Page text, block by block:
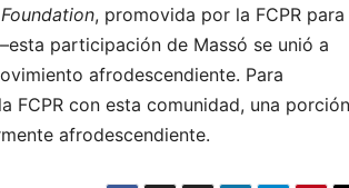
, promovida por la FCPR para
participación de Massó se unió a
afrodescendiente. Para
FCPR con esta comunidad, una porción
afrodescendiente.